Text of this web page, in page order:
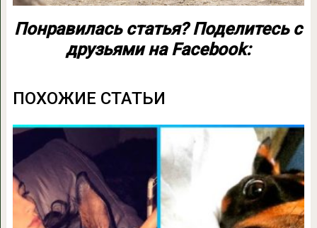
Понравилась статья? Поделитесь с
друзьями на Facebook:
ПОХОЖИЕ СТАТЬИ